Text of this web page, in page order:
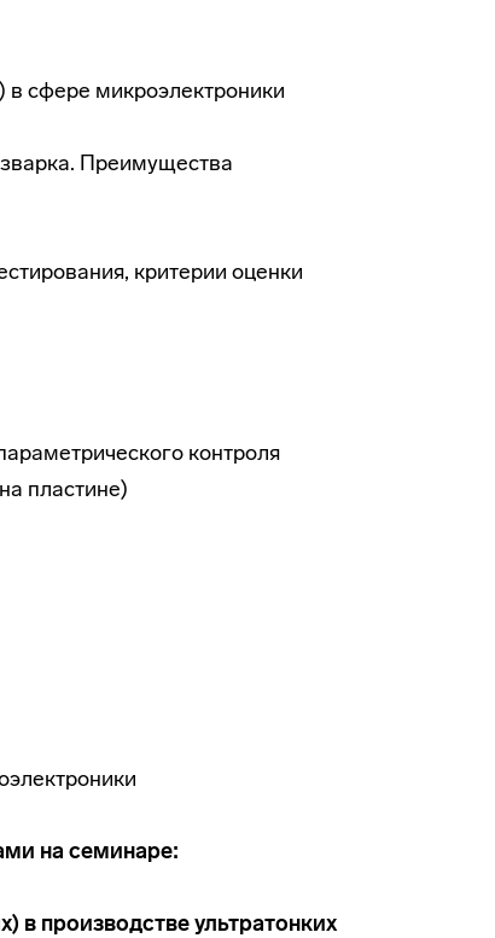
в сфере микроэлектроники
Преимущества
критерии оценки
контроля
пластине)
на семинаре:
в производстве ультратонких